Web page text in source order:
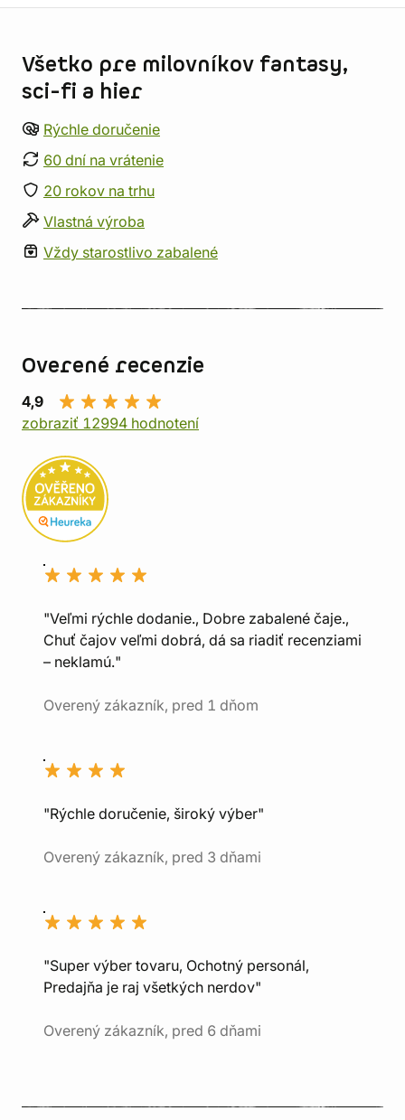
Všetko pre milovníkov fantasy,
sci-fi a hier
Rýchle doručenie
60 dní na vrátenie
20 rokov na trhu
Vlastná výroba
Vždy starostlivo zabalené
Overené recenzie
4,9
zobraziť 12994 hodnotení
"Veľmi rýchle dodanie., Dobre zabalené čaje.,
Chuť čajov veľmi dobrá, dá sa riadiť recenziami
– neklamú."
Overený zákazník, pred 1 dňom
"Rýchle doručenie, široký výber"
Overený zákazník, pred 3 dňami
"Super výber tovaru, Ochotný personál,
Predajňa je raj všetkých nerdov"
Overený zákazník, pred 6 dňami